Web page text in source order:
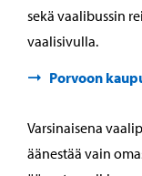
sekä vaalibussin
vaalisivulla.
Porvoon
Varsinaisena
äänestää vain